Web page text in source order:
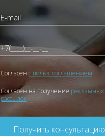
Согласен с польз. соглашением
Согласен на получение рекламных
рассылок
Получить консультацию